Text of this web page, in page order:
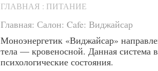
ГЛАВНАЯ : ПИТАНИЕ
Главная: Салон: Cafe: Виджайсар
Моноэнергетик «Виджайсар»
тела — кровеносной. Данная система
психологические состояния.